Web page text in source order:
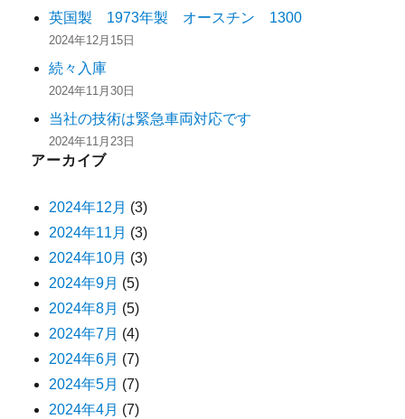
英国製 1973年製 オースチン 1300
2024年12月15日
続々入庫
2024年11月30日
当社の技術は緊急車両対応です
2024年11月23日
アーカイブ
2024年12月 (3)
2024年11月 (3)
2024年10月 (3)
2024年9月 (5)
2024年8月 (5)
2024年7月 (4)
2024年6月 (7)
2024年5月 (7)
2024年4月 (7)